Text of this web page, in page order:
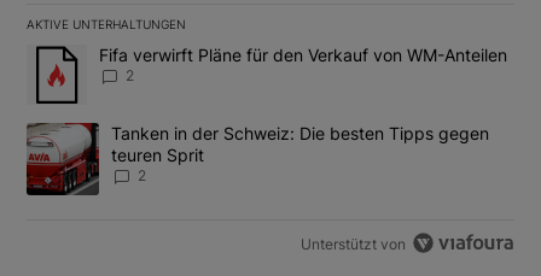
AKTIVE UNTERHALTUNGEN
Das Folgende ist eine Liste der am meisten kommentierten
Ein Trendartikel mit dem Titel "Fifa verwirft Pläne für den
Fifa verwirft Pläne für den Verkauf von WM-Anteilen
2
Ein Trendartikel mit dem Titel "Tanken in der Schweiz: Die
Tanken in der Schweiz: Die besten Tipps gegen
teuren Sprit
2
Unterstützt von